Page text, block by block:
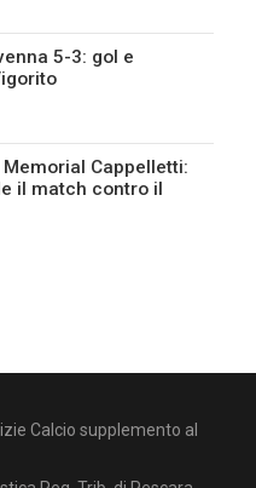
5-3: gol e
Cappelletti:
il match contro il
Calcio supplemento al